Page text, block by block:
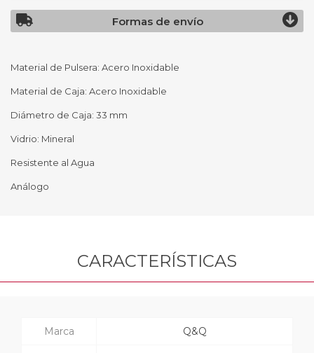
Formas de envío
Material de Pulsera: Acero Inoxidable
Material de Caja: Acero Inoxidable
Diámetro de Caja: 33 mm
Vidrio: Mineral
Resistente al Agua
Análogo
CARACTERÍSTICAS
Marca Q&Q